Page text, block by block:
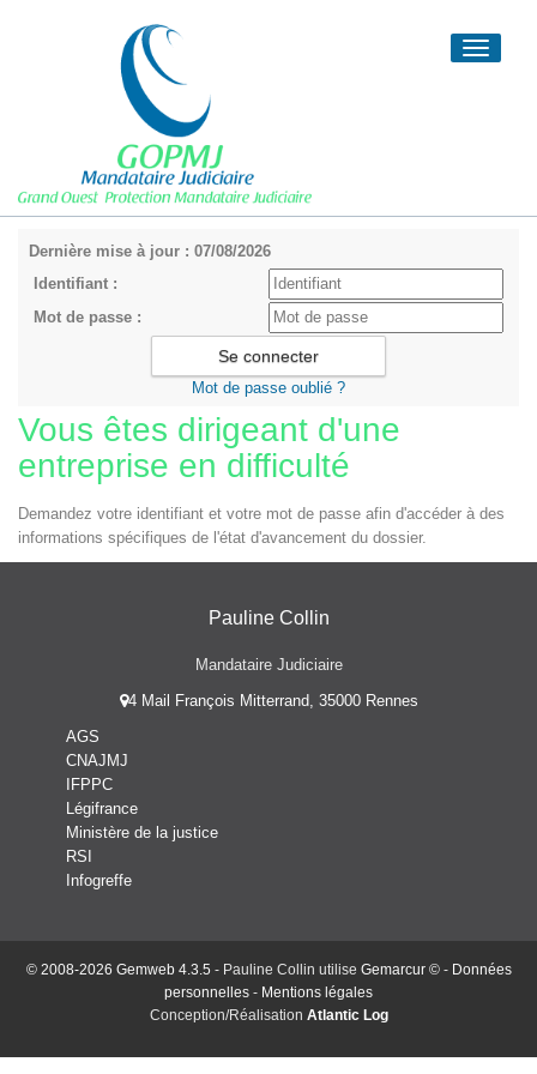
Toggle
Dernière mise à jour : 07/08/2026
Identifiant :
Mot de passe :
Mot de passe oublié ?
Vous êtes dirigeant d'une
entreprise en difficulté
Demandez votre identifiant et votre mot de passe afin d'accéder à des
informations spécifiques de l'état d'avancement du dossier.
Pauline Collin
Mandataire Judiciaire
4 Mail François Mitterrand, 35000 Rennes
AGS
CNAJMJ
IFPPC
Légifrance
Ministère de la justice
RSI
Infogreffe
© 2008-2026 Gemweb 4.3.5 - Pauline Collin utilise Gemarcur ©- Données
personnelles - Mentions légales
Conception/Réalisation Atlantic Log